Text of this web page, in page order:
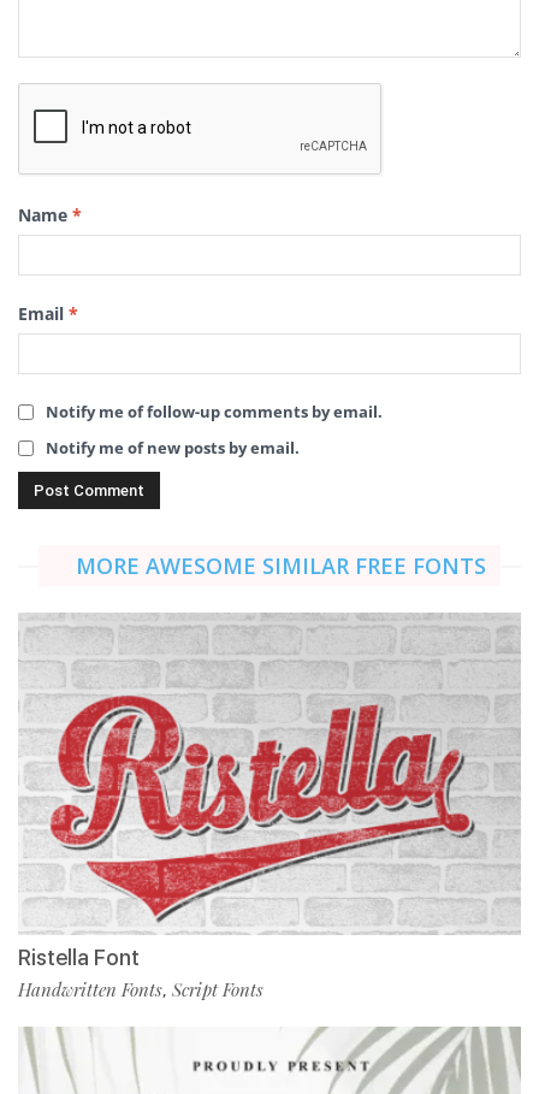
Name *
Email *
Notify me of follow-up comments by email.
Notify me of new posts by email.
MORE AWESOME SIMILAR FREE FONTS
Ristella Font
Handwritten Fonts, Script Fonts